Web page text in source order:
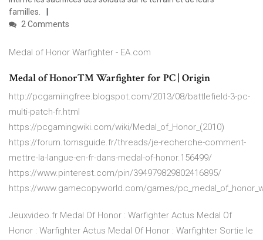
familles.
2 Comments
Medal of Honor Warfighter - EA.com
Medal of Honor™ Warfighter for PC | Origin
http://pcgamiingfree.blogspot.com/2013/08/battlefield-3-pc-
multi-patch-fr.html
https://pcgamingwiki.com/wiki/Medal_of_Honor_(2010)
https://forum.tomsguide.fr/threads/je-recherche-comment-
mettre-la-langue-en-fr-dans-medal-of-honor.156499/
https://www.pinterest.com/pin/394979829802416895/
https://www.gamecopyworld.com/games/
Jeuxvideo.fr Medal Of Honor : Warfighter Actus Medal Of
Honor : Warfighter Actus Medal Of Honor : Warfighter Sortie le